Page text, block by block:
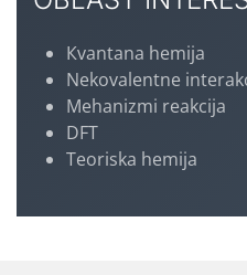
Кvantana hemija
Nekovalentne
Mehanizmi reakcija
DFT
Teoriska hemija